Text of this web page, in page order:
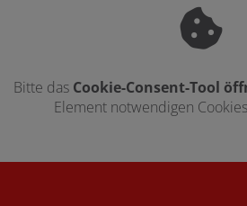
Bitte das Cookie-Consent-Tool
Element notwendigen